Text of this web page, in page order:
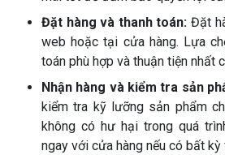
Đặt hàng và thanh toán: Đặt
web hoặc tại cửa hàng. Lựa
toán phù hợp và thuận tiện nhất
Nhận hàng và kiểm tra sản
kiểm tra kỹ lưỡng sản phẩm
không có hư hại trong quá
ngay với cửa hàng nếu có bất